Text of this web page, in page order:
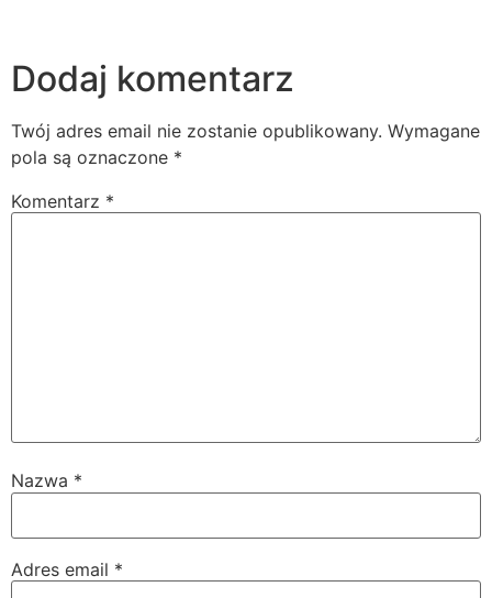
Dodaj komentarz
Twój adres email nie zostanie opublikowany. Wymagane
pola są oznaczone *
Komentarz *
Nazwa *
Adres email *